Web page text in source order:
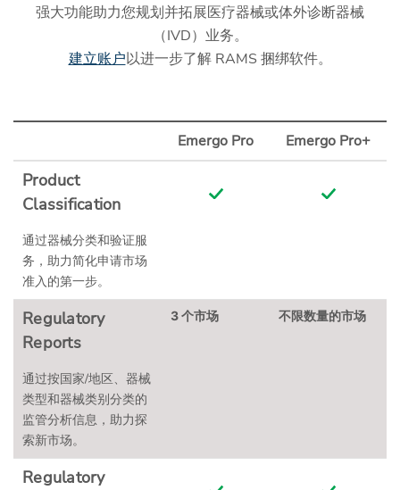
强大功能助力您规划并拓展医疗器械或体外诊断器械
（IVD）业务。
建立账户以进一步了解 RAMS 捆绑软件。
Emergo Pro Emergo Pro+
Product
Classification
通过器械分类和验证服
务，助力简化申请市场
准入的第一步。
Regulatory
Reports
通过按国家/地区、器械
类型和器械类别分类的
监管分析信息，助力探
索新市场。
3 个市场 不限数量的市场
Regulatory